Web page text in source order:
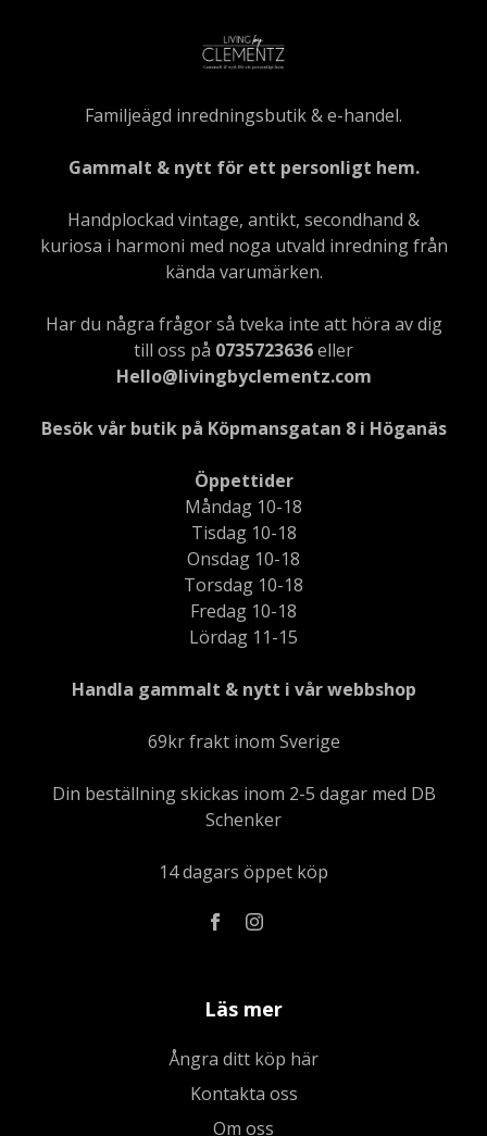
Familjeägd inredningsbutik & e-handel.
Gammalt & nytt för ett personligt hem.
Handplockad vintage, antikt, secondhand &
kuriosa i harmoni med noga utvald inredning från
kända varumärken.
Har du några frågor så tveka inte att höra av dig
till oss på 0735723636eller
Hello@livingbyclementz.com
Besök vår butik på Köpmansgatan 8 i Höganäs
Öppettider
Måndag 10-18
Tisdag 10-18
Onsdag 10-18
Torsdag 10-18
Fredag 10-18
Lördag 11-15
Handla gammalt & nytt i vår webbshop
69kr frakt inom Sverige
Din beställning skickas inom 2-5 dagar med DB
Schenker
14 dagars öppet köp
Läs mer
Ångra ditt köp här
Kontakta oss
Om oss